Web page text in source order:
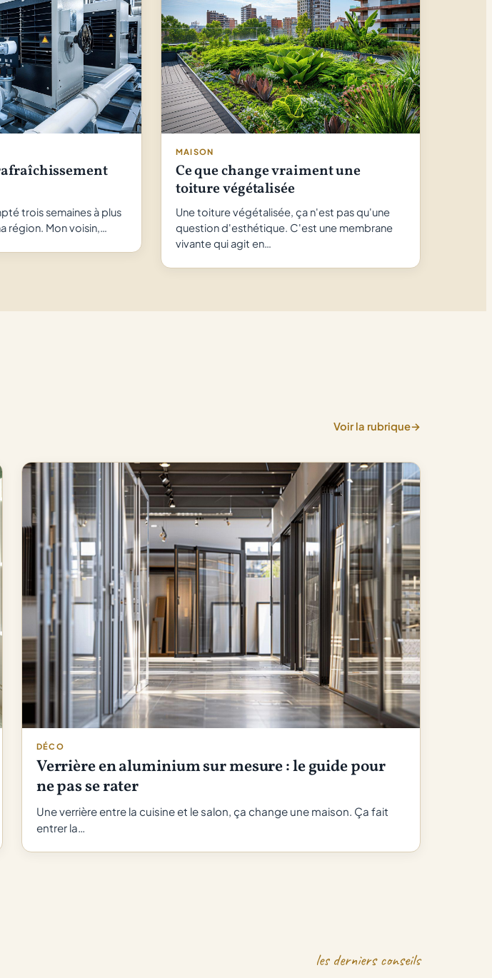
trois semaines à plus
région. Mon voisin,…
MAISON
Ce que change vraiment une
toiture végétalisée
Une toiture végétalisée, ça n'est pas qu'une
question d'esthétique. C'est une membrane
vivante qui agit en…
Voir la rubrique→
DÉCO
Verrière en aluminium sur mesure : le guide pour
ne pas se rater
Une verrière entre la cuisine et le salon, ça change une maison. Ça fait
entrer la…
les derniers conseils